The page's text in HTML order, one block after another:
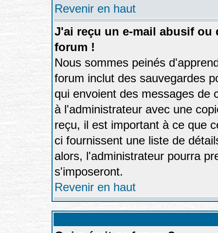
Revenir en haut
J'ai reçu un e-mail abusif
forum !
Nous sommes peinés
forum inclut des sauvegardes
qui envoient des messages de
à l'administrateur avec une
reçu, il est important à ce que
ci fournissent une liste de
alors, l'administrateur pourra
s'imposeront.
Revenir en haut